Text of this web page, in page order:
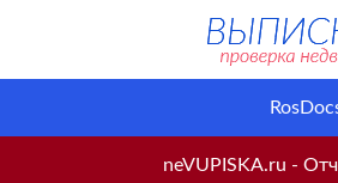
neVUPISKA.ru -